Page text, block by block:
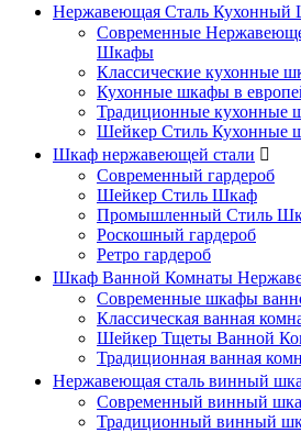
Нержавеющая Сталь Кухонный
Современные
Шкафы
Классические кухонные
Кухонные шкафы в
Традиционные кухонные
Шейкер Стиль Кухонные
Шкаф нержавеющей стали 
Современный гардероб
Шейкер Стиль Шкаф
Промышленный Стиль
Роскошный гардероб
Ретро гардероб
Шкаф Ванной Комнаты
Современные шкафы
Классическая ванная
Шейкер Тщеты Ванной
Традиционная ванная
Нержавеющая сталь винный
Современный винный
Традиционный винный